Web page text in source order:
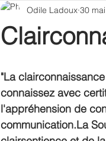
Odile Ladoux 30
"La
connaissez avec
l'appréhension de
communication.La